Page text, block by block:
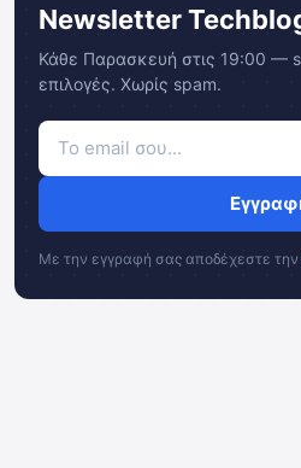
Newsletter
Κάθε Παρασκευή στις 19:00 —
επιλογές. Χωρίς spam.
Με την εγγραφή σας αποδέχεστε την